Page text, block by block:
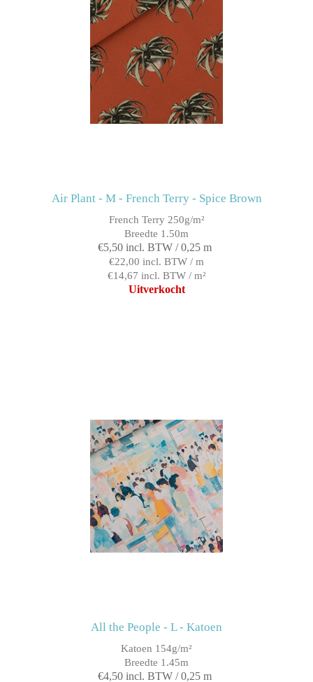
Air Plant - M - French Terry - Spice Brown
French Terry 250g/m²
Breedte 1.50m
€5,50 incl. BTW / 0,25 m
€22,00 incl. BTW / m
€14,67 incl. BTW / m²
Uitverkocht
All the People - L - Katoen
Katoen 154g/m²
Breedte 1.45m
€4,50 incl. BTW / 0,25 m